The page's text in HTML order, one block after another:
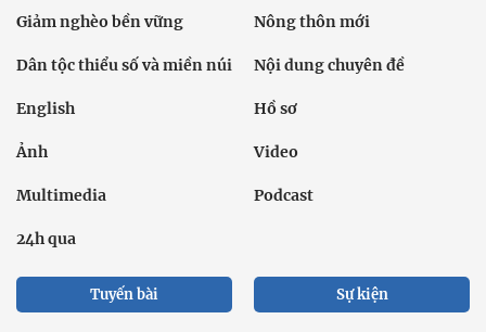
Giảm nghèo bền vững Nông thôn mới
Dân tộc thiểu số và miền núi Nội dung chuyên đề
English Hồ sơ
Ảnh Video
Multimedia Podcast
24h qua
Tuyến bài Sự kiện